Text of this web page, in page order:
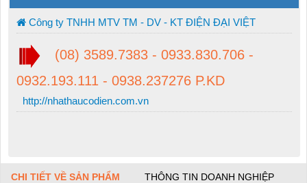
Công ty TNHH MTV TM - DV - KT ĐIỆN ĐẠI VIỆT
(08) 3589.7383 - 0933.830.706 -
0932.193.111 - 0938.237276 P.KD
http://nhathaucodien.com.vn
CHI TIẾT VỀ SẢN PHẨM THÔNG TIN DOANH NGHIỆP